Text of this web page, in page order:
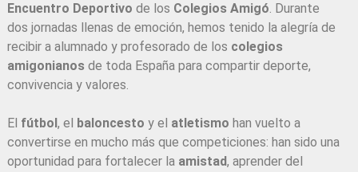
Encuentro Deportivo de los Colegios Amigó. Durante
dos jornadas llenas de emoción, hemos tenido la alegría de
recibir a alumnado y profesorado de los colegios
amigonianos de toda España para compartir deporte,
convivencia y valores.
El fútbol , el baloncesto y el atletismo han vuelto a
convertirse en mucho más que competiciones: han sido una
oportunidad para fortalecer la amistad, aprender del